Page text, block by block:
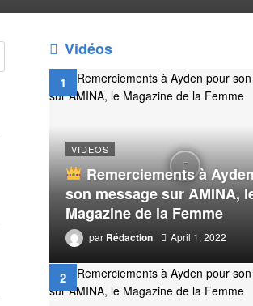
Vidéos
VIDEOS
Remerciements à
son message sur AMINA,
Magazine de la Femme
par Rédaction April 1, 2022